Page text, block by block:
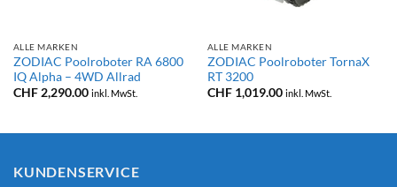
ALLE MARKEN
ZODIAC Poolroboter RA 6800
IQ Alpha – 4WD Allrad
CHF2,290.00 inkl. MwSt.
ALLE MARKEN
ZODIAC Poolroboter TornaX
RT 3200
CHF1,019.00 inkl. MwSt.
KUNDENSERVICE